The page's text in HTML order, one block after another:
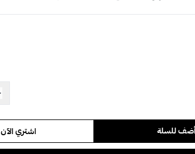
للسلة اشتري الآن